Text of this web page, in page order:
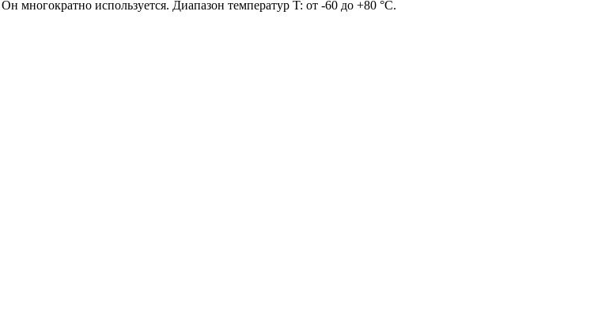
используется. Диапазон температур T: от -60 до +80 °C.